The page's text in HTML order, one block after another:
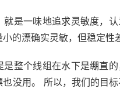
就是一味地追求灵敏度，
的漂确实灵敏，但稳定性
是整个线组在水下是绷直
没用。 所以，我们的目